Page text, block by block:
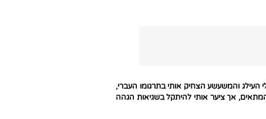
העילג והמשעשע הצחיק אותי בתרגומו העברי,
אך ציער אותי להיתקל בשגיאות הגהה